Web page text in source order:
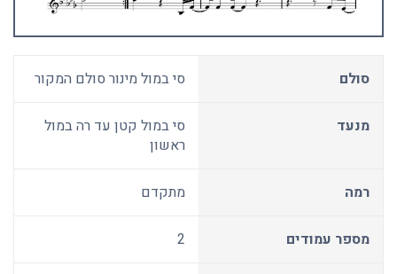
סולם סי במול מינור סולם המקור
מנעד
סי במול קטן עד רה במול
ראשון
רמה מתקדם
מספר עמודים 2